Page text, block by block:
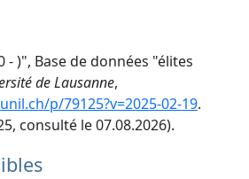
- )", Base de données "élites
de Lausanne,
p/79125?v=2025-02-19.
consulté le 07.08.2026).